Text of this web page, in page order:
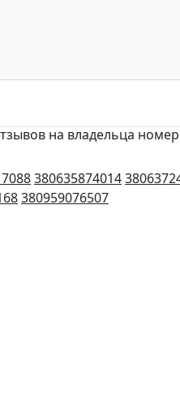
на владельца
380635874014
380959076507